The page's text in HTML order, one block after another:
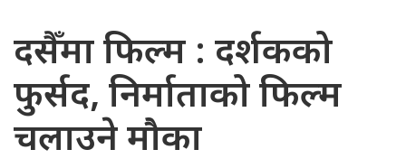
दसैँमा फिल्म : दर्शकको
फुर्सद, निर्माताको फिल्म
चलाउने मौका